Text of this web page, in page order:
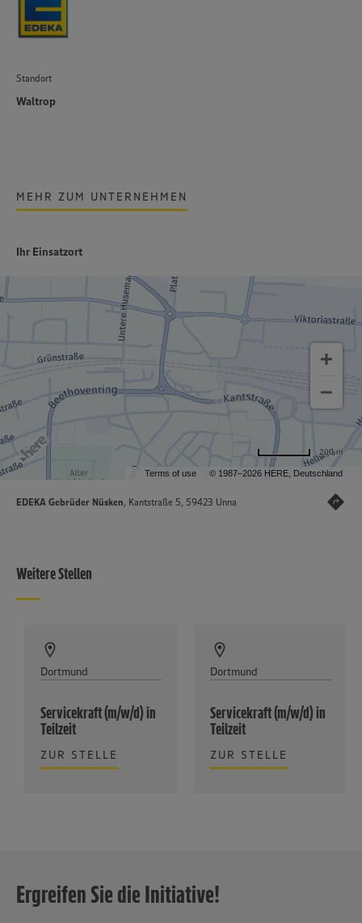
Standort
Waltrop
MEHR ZUM UNTERNEHMEN
Ihr Einsatzort
Terms of use © 1987–2026 HERE, Deutschland
200 m
EDEKA Gebrüder Nüsken , Kantstraße 5, 59423 Unna
Weitere Stellen
Dortmund
Servicekraft (m/w/d) in
Teilzeit
ZUR STELLE
Dortmund
Servicekraft (m/w/d) in
Teilzeit
ZUR STELLE
Ergreifen Sie die Initiative!